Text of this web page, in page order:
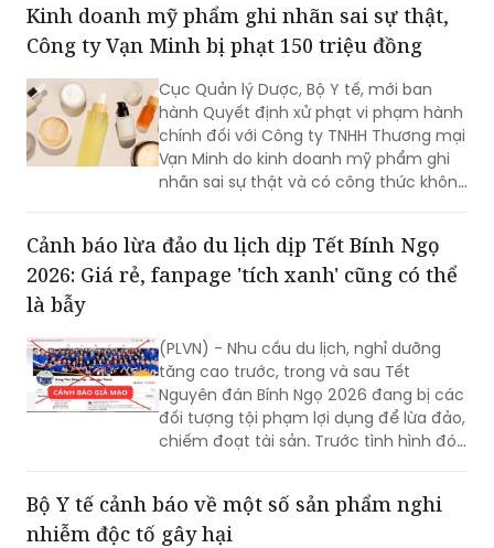
Kinh doanh mỹ phẩm ghi nhãn sai sự thật,
Công ty Vạn Minh bị phạt 150 triệu đồng
Cục Quản lý Dược, Bộ Y tế, mới ban
hành Quyết định xử phạt vi phạm hành
chính đối với Công ty TNHH Thương mại
Vạn Minh do kinh doanh mỹ phẩm ghi
nhãn sai sự thật và có công thức không
Cảnh báo lừa đảo du lịch dịp Tết Bính Ngọ
2026: Giá rẻ, fanpage 'tích xanh' cũng có thể
là bẫy
(PLVN) - Nhu cầu du lịch, nghỉ dưỡng
tăng cao trước, trong và sau Tết
Nguyên đán Bính Ngọ 2026 đang bị các
đối tượng tội phạm lợi dụng để lừa đảo,
chiếm đoạt tài sản. Trước tình hình đó,
nâng cao tinh thần cảnh giác, chủ
động phòng ngừa.
Bộ Y tế cảnh báo về một số sản phẩm nghi
nhiễm độc tố gây hại